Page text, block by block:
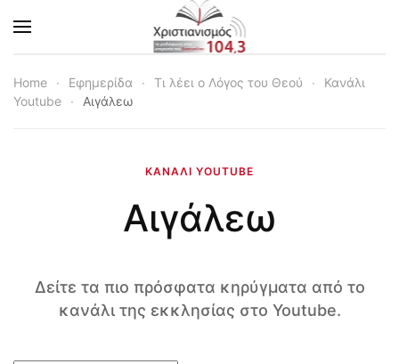
Skip to main content
Home Εφημερίδα Τι λέει ο Λόγος του Θεού
Κανάλι
Youtube
Αιγάλεω
ΚΑΝΆΛΙ YOUTUBE
Αιγάλεω
Δείτε τα πιο πρόσφατα κηρύγματα από το
κανάλι της εκκλησίας στο Youtube.